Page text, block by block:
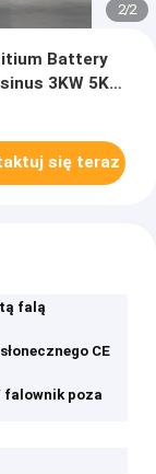
2/2
Battery
3KW 5KW
się teraz
falą
CE
falownik poza